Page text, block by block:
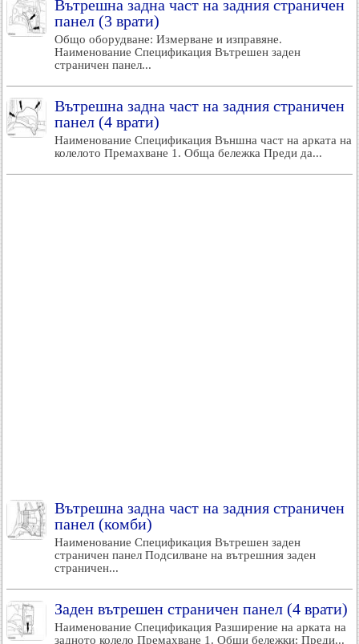
Вътрешна задна част на задния страничен
панел (3 врати)
Общо оборудване: Измерване и изправяне.
Наименование Спецификация Вътрешен заден
страничен панел...
Вътрешна задна част на задния страничен
панел (4 врати)
Наименование Спецификация Външна част на арката на
колелото Премахване 1. Обща бележка Преди да...
Вътрешна задна част на задния страничен
панел (комби)
Наименование Спецификация Вътрешен заден
страничен панел Подсилване на вътрешния заден
страничен...
Заден вътрешен страничен панел (4 врати)
Наименование Спецификация Разширение на арката на
задното колело Премахване 1. Общи бележки: Преди...